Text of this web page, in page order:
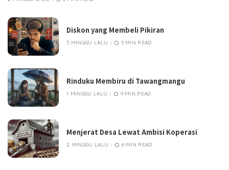
Diskon yang Membeli Pikiran
3 MINGGU LALU 5 MIN READ
Rinduku Membiru di Tawangmangu
1 MINGGU LALU 9 MIN READ
Menjerat Desa Lewat Ambisi Koperasi
2 MINGGU LALU 6 MIN READ